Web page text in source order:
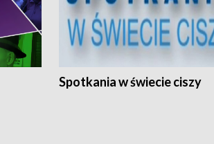
Spotkania w świecie ciszy